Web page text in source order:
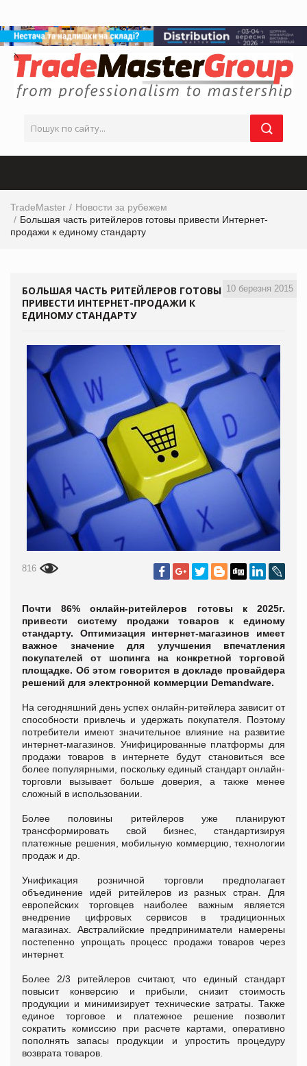
TradeMaster
Новости за рубежем
Большая часть ритейлеров готовы привести Интернет-
продажи к единому стандарту
10 березня 2015
БОЛЬШАЯ ЧАСТЬ РИТЕЙЛЕРОВ ГОТОВЫ
ПРИВЕСТИ ИНТЕРНЕТ-ПРОДАЖИ К
ЕДИНОМУ СТАНДАРТУ
816
Почти 86% онлайн-ритейлеров готовы к 2025г.
привести систему продажи товаров к единому
стандарту. Оптимизация интернет-магазинов имеет
важное значение для улучшения впечатления
покупателей от шопинга на конкретной торговой
площадке. Об этом говорится в докладе провайдера
решений для электронной коммерции Demandware.
На сегодняшний день успех онлайн-ритейлера зависит от
способности привлечь и удержать покупателя. Поэтому
потребители имеют значительное влияние на развитие
интернет-магазинов. Унифицированные платформы для
продажи товаров в интернете будут становиться все
более популярными, поскольку единый стандарт онлайн-
торговли вызывает больше доверия, а также менее
сложный в использовании.
Более половины ритейлеров уже планируют
трансформировать свой бизнес, стандартизируя
платежные решения, мобильную коммерцию, технологии
продаж и др.
Унификация розничной торговли предполагает
объединение идей ритейлеров из разных стран. Для
европейских торговцев наиболее важным является
внедрение цифровых сервисов в традиционных
магазинах. Австралийские предприниматели намерены
постепенно упрощать процесс продажи товаров через
интернет.
Более 2/3 ритейлеров считают, что единый стандарт
повысит конверсию и прибыли, снизит стоимость
продукции и минимизирует технические затраты. Также
единое торговое и платежное решение позволит
сократить комиссию при расчете картами, оперативно
пополнять запасы продукции и упростить процедуру
возврата товаров.